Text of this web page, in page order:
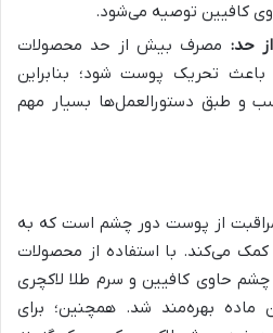
کافیین توصیه می‌شود.
حد: مصرف بیش از حد محصولات
باعث تحریک پوست شود؛ بنابراین
و طبق دستورالعمل‌ها بسیار مهم
مراقبت از پوست دور چشم است که به
می‌کند. با استفاده از محصولات
حاوی کافیین و سرم طلا لاکچری
ماده بهره‌مند شد. همچنین؛ برای